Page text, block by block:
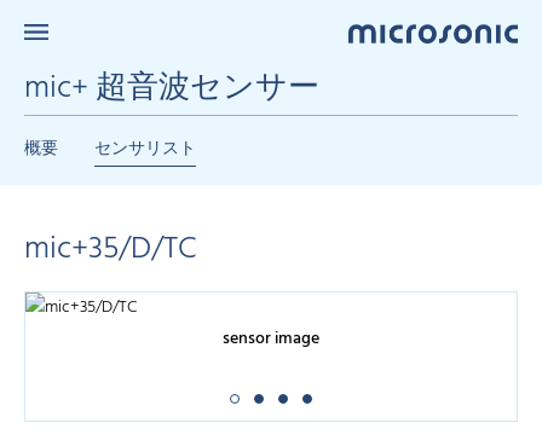
mic+ 超音波センサー
概要 センサリスト
mic+35/D/TC
sensor image